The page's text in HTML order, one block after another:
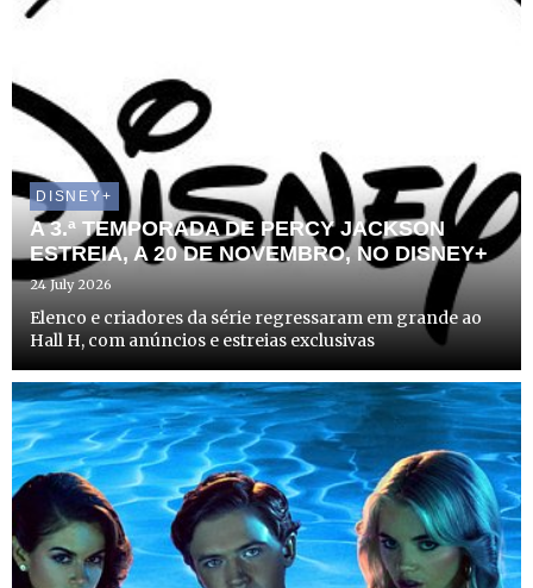
DISNEY+
A 3.ª TEMPORADA DE PERCY JACKSON
ESTREIA, A 20 DE NOVEMBRO, NO DISNEY+
24 July 2026
Elenco e criadores da série regressaram em grande ao
Hall H, com anúncios e estreias exclusivas